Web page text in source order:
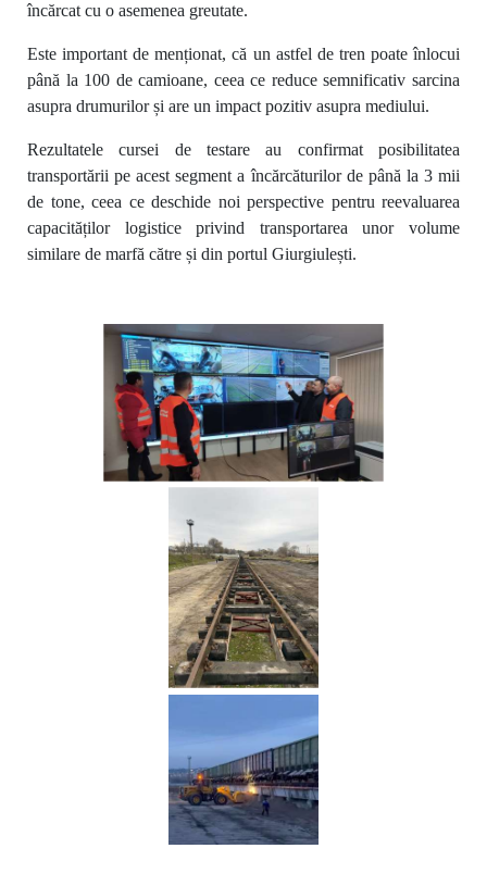
încărcat cu o asemenea greutate.
Este important de menționat, că un astfel de tren poate înlocui
până la 100 de camioane, ceea ce reduce semnificativ sarcina
asupra drumurilor și are un impact pozitiv asupra mediului.
Rezultatele cursei de testare au confirmat posibilitatea
transportării pe acest segment a încărcăturilor de până la 3 mii
de tone, ceea ce deschide noi perspective pentru reevaluarea
capacităților logistice privind transportarea unor volume
similare de marfă către și din portul Giurgiulești.